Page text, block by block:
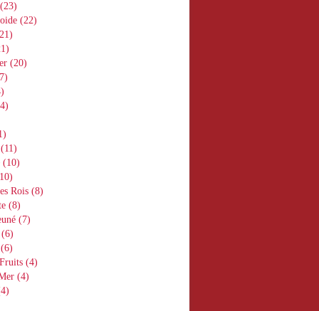
(23)
(22)
(20)
(11)
(10)
Rois (8)
(8)
(7)
(6)
(6)
(4)
(4)